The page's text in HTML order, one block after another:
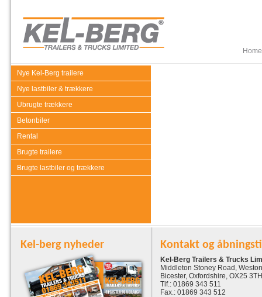
Home
Nye Kel-Berg trailere
Nye lastbiler & trækkere
Ubrugte trækkere
Betonbiler
Rental
Brugte trailere
Brugte lastbiler og trækkere
Kel-berg nyheder Kontakt og
Kel-Berg Trailers & Trucks
Middleton Stoney Road,
Bicester, Oxfordshire, OX25 3TH
Tlf.: 01869 343 511
Fax.: 01869 343 512